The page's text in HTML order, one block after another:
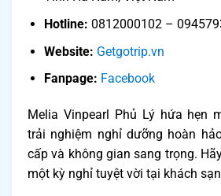
Hotline: 0812000102 –
Website: Getgotrip.vn
Fanpage: Facebook
Melia Vinpearl Phủ Lý hứa hẹn
trải nghiệm nghỉ dưỡng hoàn
cấp và không gian sang trọng.
một kỳ nghỉ tuyệt vời tại khách